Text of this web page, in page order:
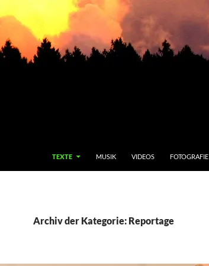
TEXTE MUSIK VIDEOS FOTOGRAFIE
Archiv der Kategorie: Reportage